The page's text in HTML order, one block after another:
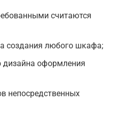
считаются
создания любого шкафа;
дизайна оформления
непосредственных